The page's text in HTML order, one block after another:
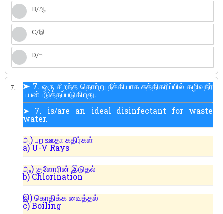
B/ஆ
C/இ
D/ஈ
7. ➤ 7. ஒரு சிறந்த தொற்று நீக்கியாக சுத்திகரிப்பில் கழிவுநீர்
பயன்படுத்தப்படுகிறது.
➤ 7. is/are an ideal disinfectant for waste
water.
அ) புற ஊதா கதிர்கள்
a) U-V Rays
ஆ) குளோரின் இடுதல்
b) Chlorination
இ) கொதிக்க வைத்தல்
c) Boiling